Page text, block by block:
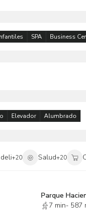
una oferta pública
de la inmobiliaria y
SPA Business
Elevador Alumbrado
+20 Salud+20
7 min- 587